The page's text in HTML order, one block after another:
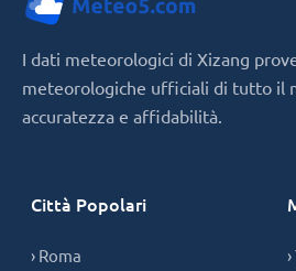
I dati meteorologici di Xizang
meteorologiche ufficiali di tutto il
accuratezza e affidabilità.
Città Popolari
› Roma